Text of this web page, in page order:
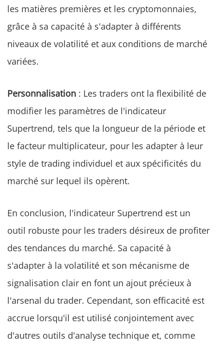
les matières premières et les cryptomonnaies,
grâce à sa capacité à s'adapter à différents
niveaux de volatilité et aux conditions de marché
variées.
Personnalisation : Les traders ont la flexibilité de
modifier les paramètres de l'indicateur
Supertrend, tels que la longueur de la période et
le facteur multiplicateur, pour les adapter à leur
style de trading individuel et aux spécificités du
marché sur lequel ils opèrent.
En conclusion, l'indicateur Supertrend est un
outil robuste pour les traders désireux de profiter
des tendances du marché. Sa capacité à
s'adapter à la volatilité et son mécanisme de
signalisation clair en font un ajout précieux à
l'arsenal du trader. Cependant, son efficacité est
accrue lorsqu'il est utilisé conjointement avec
d'autres outils d'analyse technique et, comme